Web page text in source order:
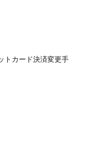
トカード決済変更手